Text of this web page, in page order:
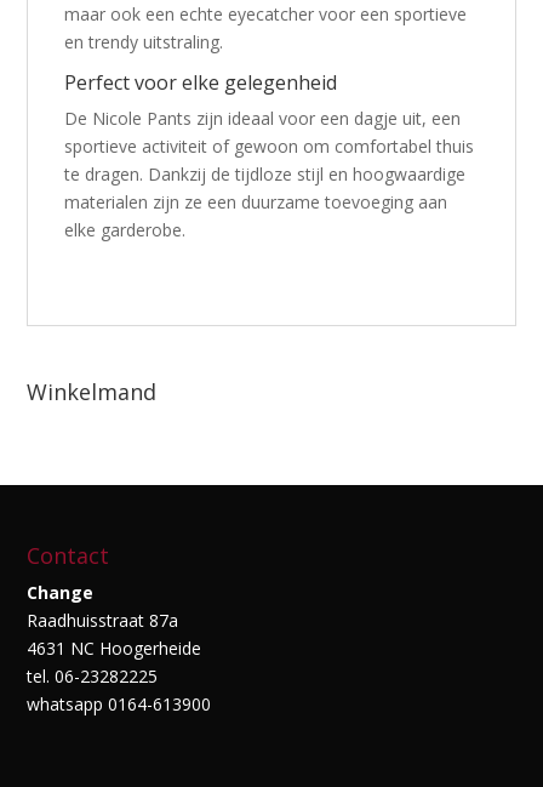
maar ook een echte eyecatcher voor een sportieve
en trendy uitstraling.
Perfect voor elke gelegenheid
De Nicole Pants zijn ideaal voor een dagje uit, een
sportieve activiteit of gewoon om comfortabel thuis
te dragen. Dankzij de tijdloze stijl en hoogwaardige
materialen zijn ze een duurzame toevoeging aan
elke garderobe.
Winkelmand
Contact
Change
Raadhuisstraat 87a
4631 NC Hoogerheide
tel. 06-23282225
whatsapp 0164-613900